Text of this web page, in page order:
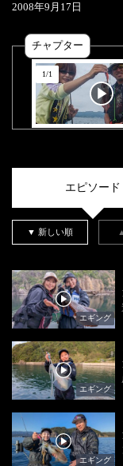
2008年9 月 17 日
チャプター
1/1
エピソード
▼ 新しい順
エギング
エギング
エギング